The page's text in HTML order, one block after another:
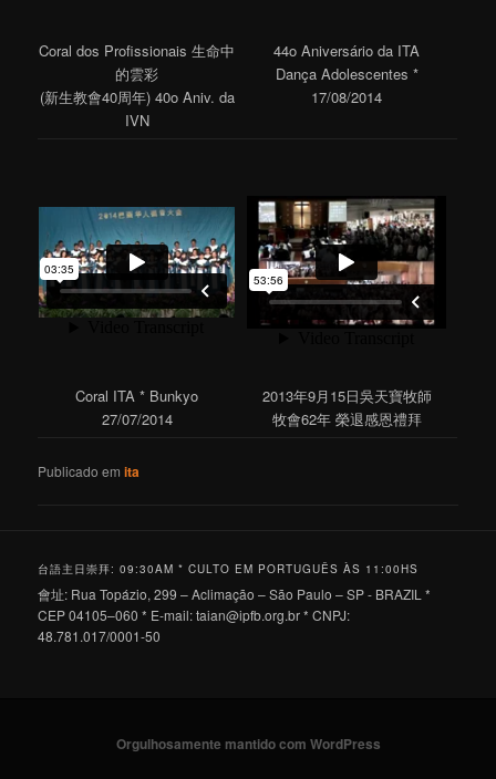
Coral dos Profissionais 生命中
的雲彩
(新生教會40周年) 40o Aniv. da
IVN
44o Aniversário da ITA
Dança Adolescentes *
17/08/2014
Coral ITA * Bunkyo
27/07/2014
2013年9月15日吳天寶牧師
牧會62年 榮退感恩禮拜
Publicado em ita
台語主日崇拜: 09:30AM * CULTO EM PORTUGUÊS ÀS 11:00HS
會址: Rua Topázio, 299 – Aclimação – São Paulo – SP - BRAZIL *
CEP 04105–060 * E-mail:taian@ipfb.org.br* CNPJ:
48.781.017/0001-50
Orgulhosamente mantido com WordPress